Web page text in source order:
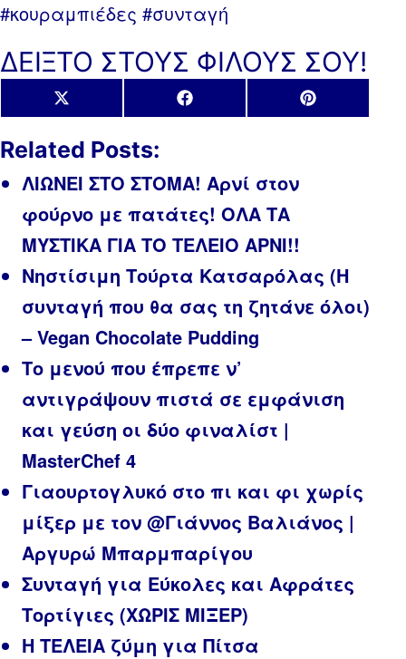
#κουραμπιέδες #συνταγή
ΔΕΙΞΤΟ ΣΤΟΥΣ ΦΙΛΟΥΣ ΣΟΥ!
Share
on
X
(Twitter)
Share
on
Facebook
Share
on
Pinterest
Related Posts:
ΛΙΩΝΕΙ ΣΤΟ ΣΤΟΜΑ! Αρνί στον
φούρνο με πατάτες! ΟΛΑ ΤΑ
ΜΥΣΤΙΚΑ ΓΙΑ ΤΟ ΤΕΛΕΙΟ ΑΡΝΙ!!
Νηστίσιμη Τούρτα Κατσαρόλας (Η
συνταγή που θα σας τη ζητάνε όλοι)
– Vegan Chocolate Pudding
Το μενού που έπρεπε ν’
αντιγράψουν πιστά σε εμφάνιση
και γεύση οι δύο φιναλίστ |
MasterChef 4
Γιαουρτογλυκό στο πι και φι χωρίς
μίξερ με τον @Γιάννος Βαλιάνος |
Αργυρώ Μπαρμπαρίγου
Συνταγή για Εύκολες και Αφράτες
Τορτίγιες (ΧΩΡΙΣ ΜΙΞΕΡ)
Η ΤΕΛΕΙΑ ζύμη για Πίτσα